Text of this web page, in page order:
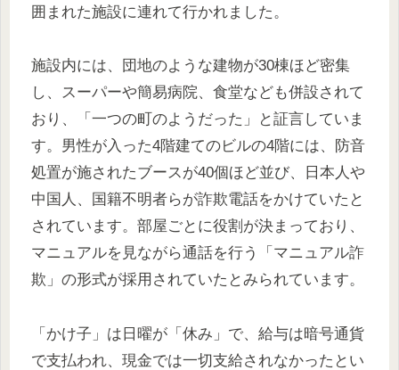
囲まれた施設に連れて行かれました。
施設内には、団地のような建物が30棟ほど密集
し、スーパーや簡易病院、食堂なども併設されて
おり、「一つの町のようだった」と証言していま
す。男性が入った4階建てのビルの4階には、防音
処置が施されたブースが40個ほど並び、日本人や
中国人、国籍不明者らが詐欺電話をかけていたと
されています。部屋ごとに役割が決まっており、
マニュアルを見ながら通話を行う「マニュアル詐
欺」の形式が採用されていたとみられています。
「かけ子」は日曜が「休み」で、給与は暗号通貨
で支払われ、現金では一切支給されなかったとい